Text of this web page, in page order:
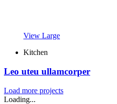
View Large
Kitchen
Leo uteu ullamcorper
Load more projects
Loading...